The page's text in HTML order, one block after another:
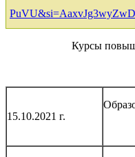
Курсы
15.10.2021 г.